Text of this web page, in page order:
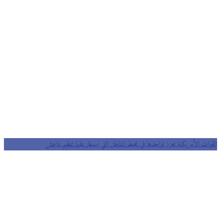
القوات الأمريكية تعزز تواجدها في محيط المناطق التي يسيطر عليها تنظيم داعش